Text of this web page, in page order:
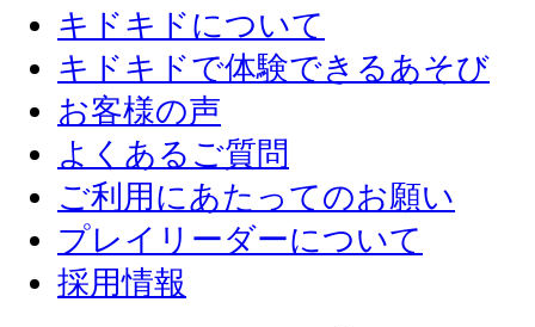
キドキドについて
キドキドで体験できるあそび
お客様の声
よくあるご質問
ご利用にあたってのお願い
プレイリーダーについて
採用情報